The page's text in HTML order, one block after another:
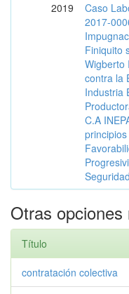
2019
Caso
2017-
Finiquito
Wigberto
contra la
Industria
C.A
Otras opciones
Título
contratación colectiva